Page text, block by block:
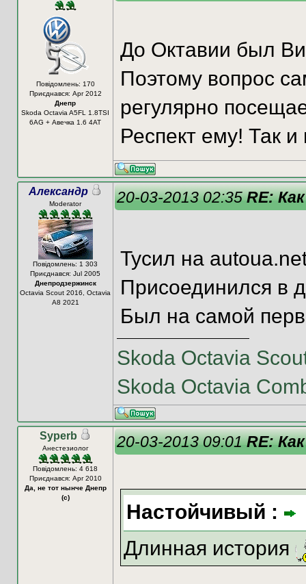
Повідомлень: 170
Приєднався: Apr 2012
Днепр
Skoda Octavia A5FL 1.8TSI
6AG + Авечка 1.6 4AT
До Октавии был
Поэтому вопрос
регулярно
Респект ему! Так
Александр
Moderator
Повідомлень: 1 303
Приєднався: Jul 2005
Днепродзержинск
Octavia Scout 2016, Octavia
A8 2021
20-03-2013 02:35RE:
Тусил на
Присоединился в
Был на самой
Skoda Octavia
Skoda Octavia
Syperb
Анестезиолог
Повідомлень: 4 618
Приєднався: Apr 2010
Да, не тот нынче Днепр
(с)
20-03-2013 09:01RE:
Настойчивый :
Длинная история